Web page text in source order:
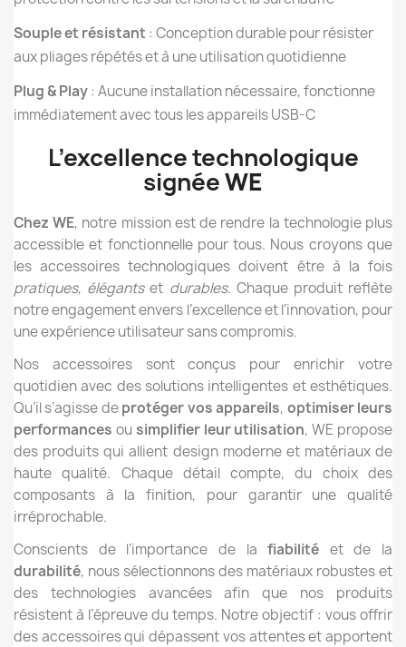
Souple et résistant : Conception durable pour résister
aux pliages répétés et à une utilisation quotidienne
Plug & Play: Aucune installation nécessaire, fonctionne
immédiatement avec tous les appareils USB-C
L’excellence technologique
signéeWE
Chez WE, notre mission est de rendre la technologie plus
accessible et fonctionnelle pour tous. Nous croyons que
les accessoires technologiques doivent être à la fois
pratiques, élégantset durables. Chaque produit reflète
notre engagement envers l’excellence et l’innovation, pour
une expérience utilisateur sans compromis.
Nos accessoires sont conçus pour enrichir votre
quotidien avec des solutions intelligentes et esthétiques.
Qu’il s’agisse deprotéger vos appareils, optimiser leurs
performances ousimplifier leur utilisation, WE propose
des produits qui allient design moderne et matériaux de
haute qualité. Chaque détail compte, du choix des
composants à la finition, pour garantir une qualité
irréprochable.
Conscients de l’importance de lafiabilité et de la
durabilité, nous sélectionnons des matériaux robustes et
des technologies avancées afin que nos produits
résistent à l’épreuve du temps. Notre objectif : vous offrir
des accessoires qui dépassent vos attentes et apportent